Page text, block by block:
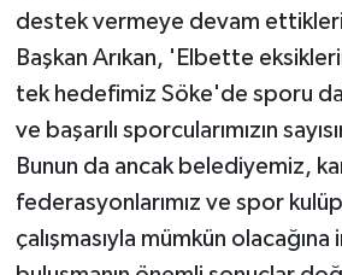
destek vermeye devam
Başkan Arıkan, 'Elbette
tek hedefimiz Söke'de sporu
ve başarılı sporcularımızın
Bunun da ancak belediyemiz,
federasyonlarımız ve spor
çalışmasıyla mümkün olacağına